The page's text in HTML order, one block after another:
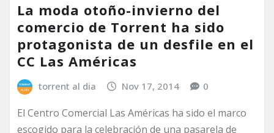
La moda otoño-invierno del
comercio de Torrent ha sido
protagonista de un desfile en el
CC Las Américas
torrent al dia Nov 17, 2014 0
El Centro Comercial Las Américas ha sido el marco
escogido para la celebración de una pasarela de